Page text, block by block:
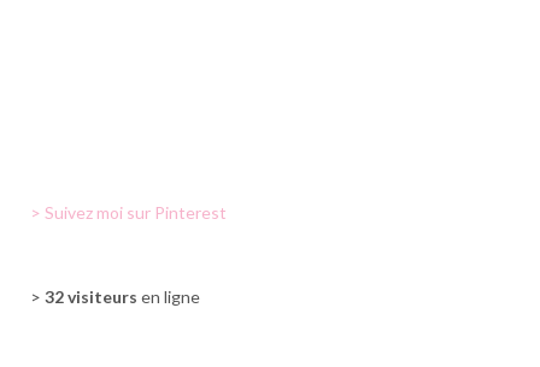
> Suivez moi sur Pinterest
> 32 visiteurs en ligne